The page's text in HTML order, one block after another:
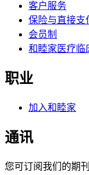
客户服务
保险与直接支
会员制
和睦家医疗临
职业
加入和睦家
通讯
您可订阅我们的期